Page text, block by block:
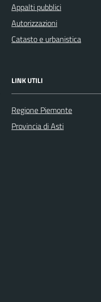
Appalti pubblici
Autorizzazioni
Catasto e urbanistica
LINK UTILI
Regione Piemonte
Provincia di Asti